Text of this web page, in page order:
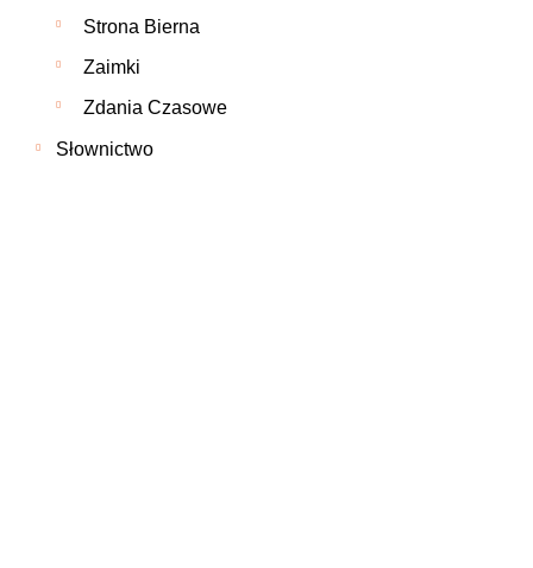
Strona Bierna
Zaimki
Zdania Czasowe
Słownictwo